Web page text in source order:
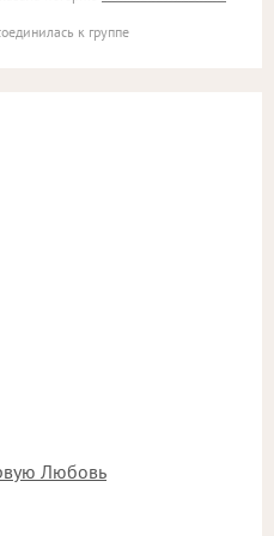
к группе
Любовь